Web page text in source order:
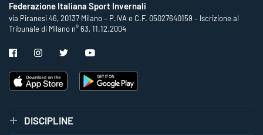
Federazione Italiana Sport Invernali
via Piranesi 46, 20137 Milano – P.IVA e C.F. 05027640159 – Iscrizione al
Tribunale di Milano n° 63, 11.12.2004
DISCIPLINE